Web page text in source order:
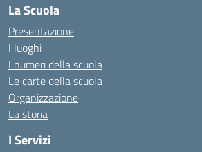
La Scuola
Presentazione
I luoghi
I numeri della scuola
Le carte della scuola
Organizzazione
La storia
I Servizi